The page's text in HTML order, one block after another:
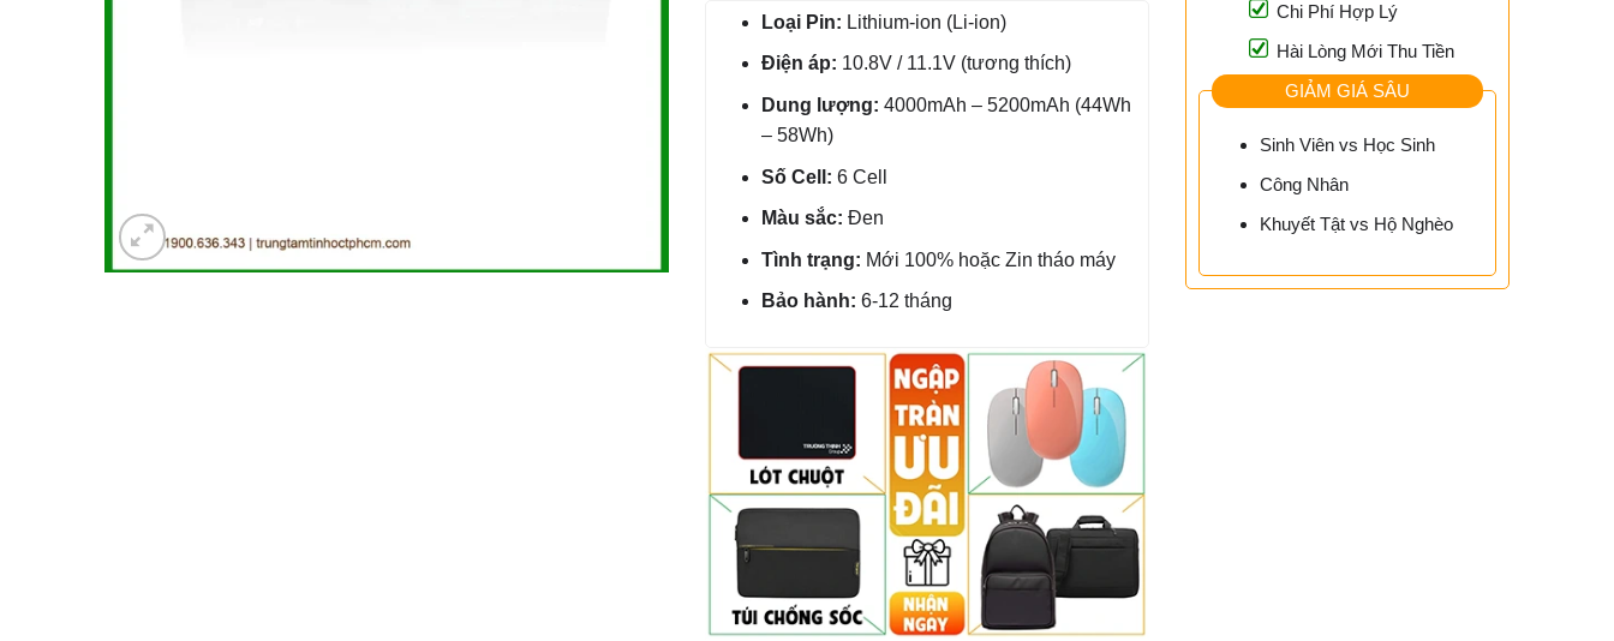
Loại Pin: Lithium-ion (Li-ion)
Điện áp: 10.8V / 11.1V (tương thích)
Dung lượng: 4000mAh – 5200mAh (44Wh
– 58Wh)
Số Cell: 6 Cell
Màu sắc: Đen
Tình trạng: Mới 100% hoặc Zin tháo máy
Bảo hành: 6-12 tháng
Chi Phí Hợp Lý
Hài Lòng Mới Thu Tiền
GIẢM GIÁ SÂU
Sinh Viên vs Học Sinh
Công Nhân
Khuyết Tật vs Hộ Nghèo